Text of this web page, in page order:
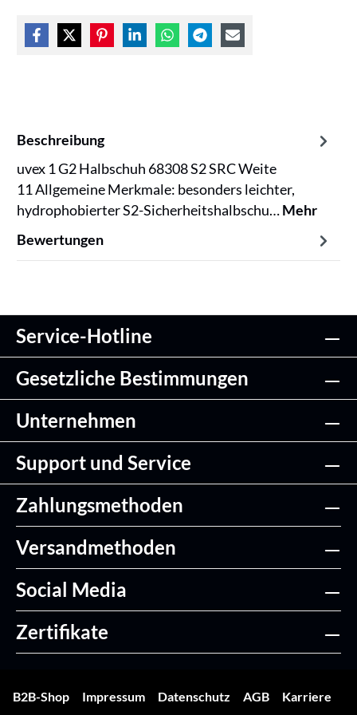
Beschreibung
uvex 1 G2 Halbschuh 68308 S2 SRC Weite
11 Allgemeine Merkmale: besonders leichter,
hydrophobierter S2-Sicherheitshalbschu…Mehr
Bewertungen
Service-Hotline
Gesetzliche Bestimmungen
Unternehmen
Support und Service
Zahlungsmethoden
Versandmethoden
Social Media
Zertifikate
B2B-Shop Impressum Datenschutz AGB Karriere